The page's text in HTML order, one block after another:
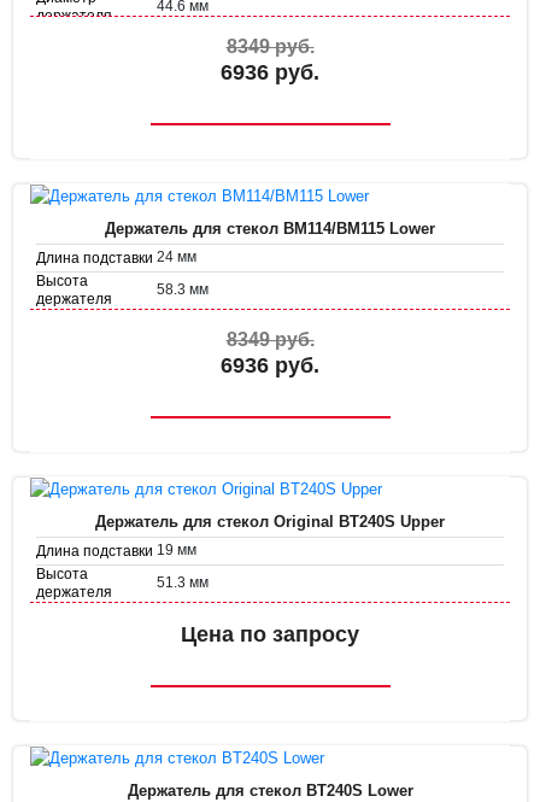
держателя
44.6 мм
8349 руб.
6936 руб.
Держатель для стекол BM114/BM115 Lower
Длина подставки 24 мм
Высота
держателя
58.3 мм
8349 руб.
6936 руб.
Держатель для стекол Original BT240S Upper
Длина подставки 19 мм
Высота
держателя
51.3 мм
Цена по запросу
Держатель для стекол BT240S Lower